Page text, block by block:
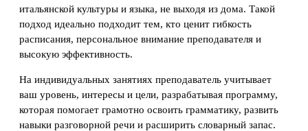
итальянской культуры и языка, не выходя из дома. Такой
подход идеально подходит тем, кто ценит гибкость
расписания, персональное внимание преподавателя и
высокую эффективность.
На индивидуальных занятиях преподаватель учитывает
ваш уровень, интересы и цели, разрабатывая программу,
которая помогает грамотно освоить грамматику, развить
навыки разговорной речи и расширить словарный запас.